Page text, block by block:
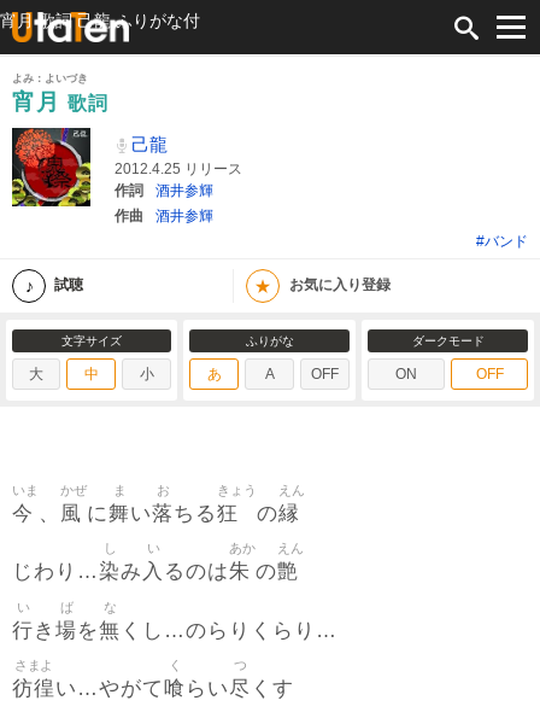
宵月 歌詞 己龍 ふりがな付
よみ：よいづき
宵月
歌詞
己龍
2012.4.25 リリース
作詞
酒井参輝
作曲
酒井参輝
#バンド
試聴 ★ お気に入り登録
文字サイズ
大 中 小
ふりがな
あ A OFF
ダークモード
ON OFF
今
いま
、 風
かぜ
に舞
ま
い落
お
ちる狂
きょう
の縁
えん
じわり… 染
し
み 入
い
るのは朱
あか
の艶
えん
行
い
き 場
ば
を無
な
くし…のらりくらり…
彷徨
さまよ
い…やがて喰
く
らい尽
つ
くす